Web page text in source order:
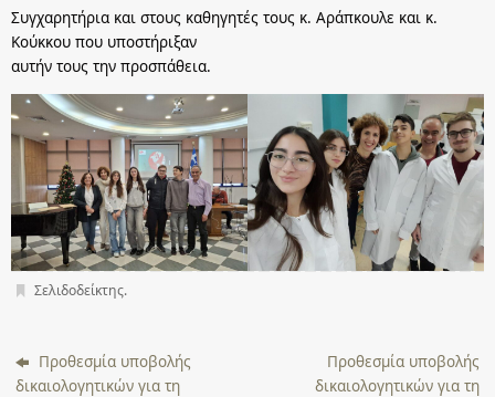
Συγχαρητήρια και στους καθηγητές τους κ. Αράπκουλε και κ.
Κούκκου που υποστήριξαν
αυτήν τους την προσπάθεια.
Σελιδοδείκτης.
Προθεσμία υποβολής
δικαιολογητικών για τη
Προθεσμία υποβολής
δικαιολογητικών για τη